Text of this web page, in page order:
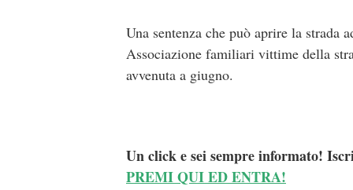
Una sentenza che può aprire la strada
Associazione familiari vittime della
avvenuta a giugno.
Un click e sei sempre informato!
PREMI QUI ED ENTRA!